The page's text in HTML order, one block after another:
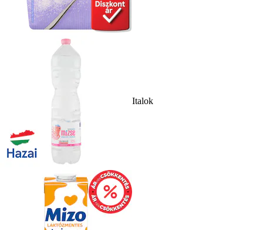
Italok